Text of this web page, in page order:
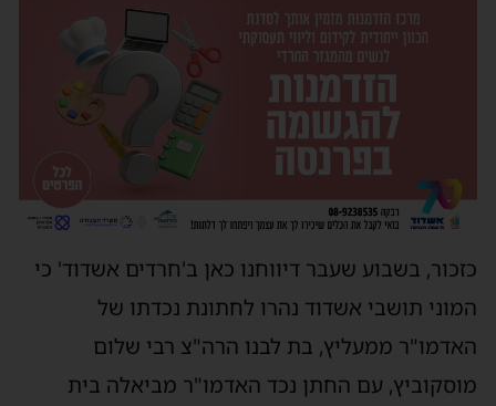
כזכור, בשבוע שעבר דיווחנו כאן ב'חרדים אשדוד' כי
המוני תושבי אשדוד נהרו לחתונת נכדתו של
האדמו"ר ממעליץ, בת לבנו הרה"צ רבי שלום
מוסקוביץ, עם החתן נכד האדמו"ר מביאלה בית